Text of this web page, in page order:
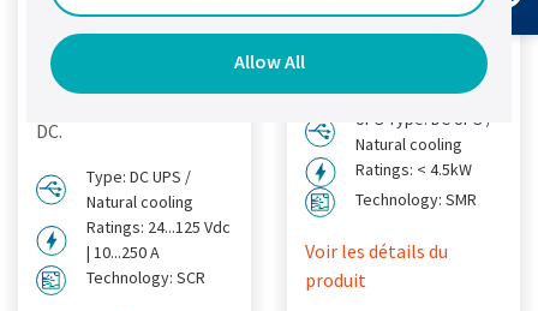
fournir une solution
simple, rapide et
économique pour les
besoins d'alimentation
DC.
Type: DC UPS /
Natural cooling
Ratings: 24...125 Vdc
| 10...250 A
Technology: SCR
et économique aux
besoins d'alimentation
UPS Type: DC UPS /
Natural cooling
Ratings: < 4.5kW
Technology: SMR
Voir les détails du
produit
Allow All